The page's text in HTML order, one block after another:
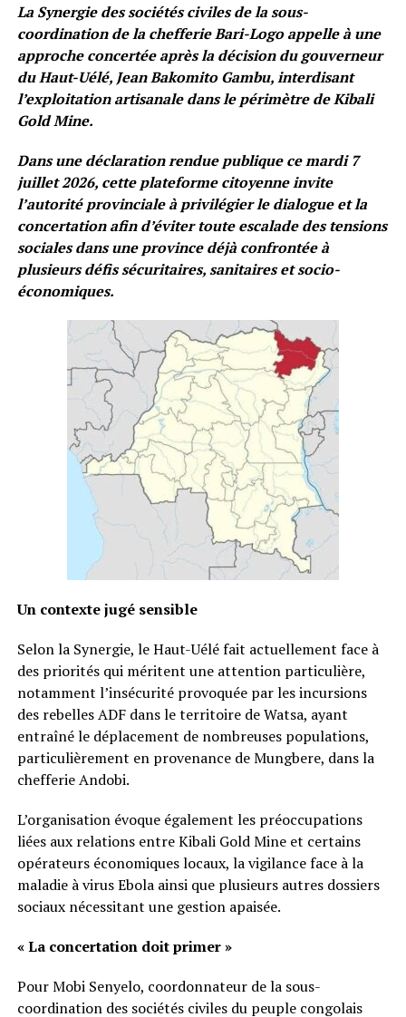
La Synergie des sociétés civiles de la sous-
coordination de la chefferie Bari-Logo appelle à une
approche concertée après la décision du gouverneur
du Haut-Uélé, Jean Bakomito Gambu, interdisant
l’exploitation artisanale dans le périmètre de Kibali
Gold Mine.
Dans une déclaration rendue publique ce mardi 7
juillet 2026, cette plateforme citoyenne invite
l’autorité provinciale à privilégier le dialogue et la
concertation afin d’éviter toute escalade des tensions
sociales dans une province déjà confrontée à
plusieurs défis sécuritaires, sanitaires et socio-
économiques.
Un contexte jugé sensible
Selon la Synergie, le Haut-Uélé fait actuellement face à
des priorités qui méritent une attention particulière,
notamment l’insécurité provoquée par les incursions
des rebelles ADF dans le territoire de Watsa, ayant
entraîné le déplacement de nombreuses populations,
particulièrement en provenance de Mungbere, dans la
chefferie Andobi.
L’organisation évoque également les préoccupations
liées aux relations entre Kibali Gold Mine et certains
opérateurs économiques locaux, la vigilance face à la
maladie à virus Ebola ainsi que plusieurs autres dossiers
sociaux nécessitant une gestion apaisée.
« La concertation doit primer »
Pour Mobi Senyelo, coordonnateur de la sous-
coordination des sociétés civiles du peuple congolais